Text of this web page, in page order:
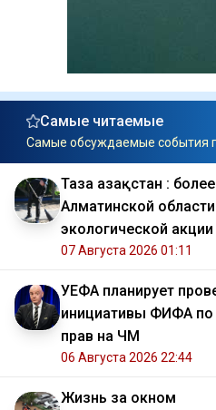
Самые читаемые
Самые обсуждаемые события
Таза Қазақстан :
Алматинской
экологической акции
07 Августа 2026 01:11
УЕФА планирует
инициативы ФИФА
прав на ЧМ
06 Августа 2026 22:44
Жизнь за окном